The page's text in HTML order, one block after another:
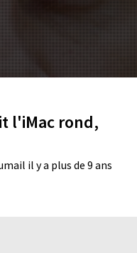
l'iMac rond,
il y a plus de 9 ans